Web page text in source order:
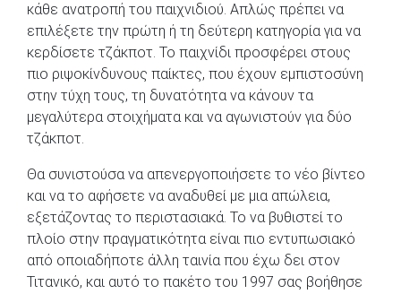
κάθε ανατροπή του παιχνιδιού. Απλώς πρέπει να
επιλέξετε την πρώτη ή τη δεύτερη κατηγορία για να
κερδίσετε τζάκποτ. Το παιχνίδι προσφέρει στους
πιο ριψοκίνδυνους παίκτες, που έχουν εμπιστοσύνη
στην τύχη τους, τη δυνατότητα να κάνουν τα
μεγαλύτερα στοιχήματα και να αγωνιστούν για δύο
τζάκποτ.
Θα συνιστούσα να απενεργοποιήσετε το νέο βίντεο
και να το αφήσετε να αναδυθεί με μια απώλεια,
εξετάζοντας το περιστασιακά. Το να βυθιστεί το
πλοίο στην πραγματικότητα είναι πιο εντυπωσιακό
από οποιαδήποτε άλλη ταινία που έχω δει στον
Τιτανικό, και αυτό το πακέτο του 1997 σας βοήθησε